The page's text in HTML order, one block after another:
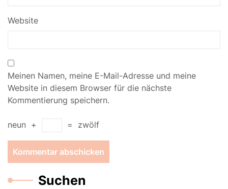
Website
Meinen Namen, meine E-Mail-Adresse und meine
Website in diesem Browser für die nächste
Kommentierung speichern.
neun + = zwölf
Suchen